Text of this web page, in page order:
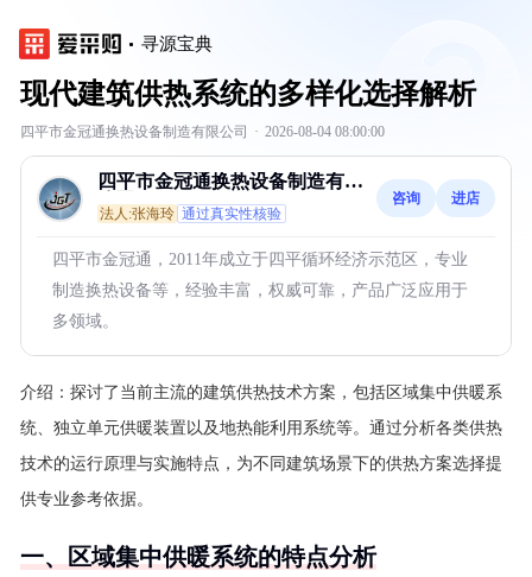
寻源宝典
现代建筑供热系统的多样化选择解析
四平市金冠通换热设备制造有限公司 · 2026-08-04 08:00:00
四平市金冠通换热设备制造有限
公司
法人:张海玲 通过真实性核验
咨询 进店
四平市金冠通，2011年成立于四平循环经济示范区，专业
制造换热设备等，经验丰富，权威可靠，产品广泛应用于
多领域。
介绍： 探讨了当前主流的建筑供热技术方案，包括区域集中供暖系
统、独立单元供暖装置以及地热能利用系统等。通过分析各类供热
技术的运行原理与实施特点，为不同建筑场景下的供热方案选择提
供专业参考依据。
一、区域集中供暖系统的特点分析